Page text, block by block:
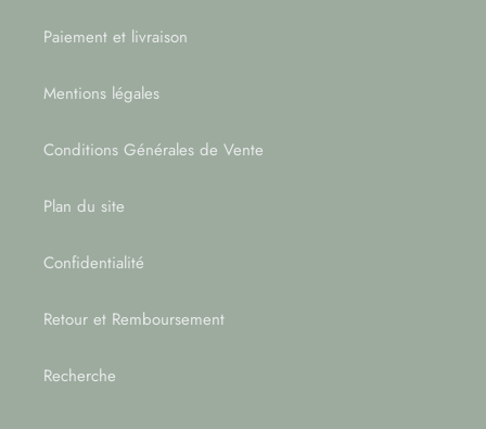
Paiement et livraison
Mentions légales
Conditions Générales de Vente
Plan du site
Confidentialité
Retour et Remboursement
Recherche